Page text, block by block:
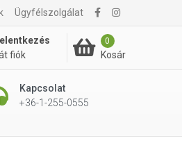
Ügyfélszolgálat
fiók
0
Kosár
Kapcsolat
+36-1-255-0555
Ft Kosárba rakom